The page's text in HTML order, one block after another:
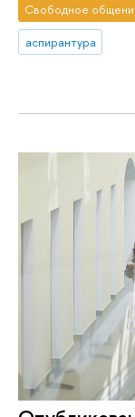
Свободное
аспирантура